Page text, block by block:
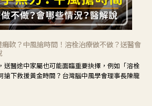
軟？中風搶時間！溶栓治療做不做？送醫會
送醫途中家屬也可能面臨重要抉擇，例如「溶栓
搶下救援黃金時間？台灣腦中風學會理事長陳龍